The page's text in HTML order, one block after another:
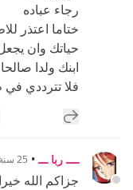
رجاء عباده
ختاما اعتذر
حياتك وان
ابنك ولدا
فلا تترددي
إضافة رد جديد
ــــ ربا ـــ • 25 سنة
جزاكم الله